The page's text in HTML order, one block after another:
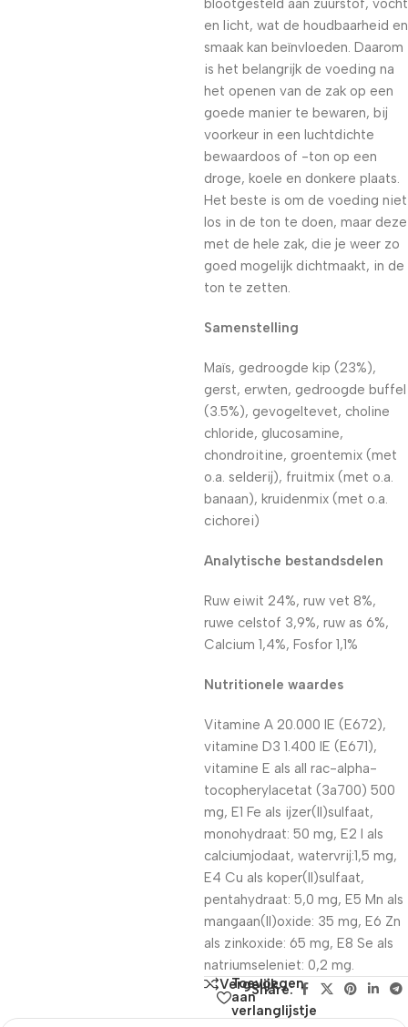
blootgesteld aan zuurstof, vocht
en licht, wat de houdbaarheid en
smaak kan beïnvloeden. Daarom
is het belangrijk de voeding na
het openen van de zak op een
goede manier te bewaren, bij
voorkeur in een luchtdichte
bewaardoos of -ton op een
droge, koele en donkere plaats.
Het beste is om de voeding niet
los in de ton te doen, maar deze
met de hele zak, die je weer zo
goed mogelijk dichtmaakt, in de
ton te zetten.
Samenstelling
Maïs, gedroogde kip (23%),
gerst, erwten, gedroogde buffel
(3.5%), gevogeltevet, choline
chloride, glucosamine,
chondroitine, groentemix (met
o.a. selderij), fruitmix (met o.a.
banaan), kruidenmix (met o.a.
cichorei)
Analytische bestandsdelen
Ruw eiwit 24%, ruw vet 8%,
ruwe celstof 3,9%, ruw as 6%,
Calcium 1,4%, Fosfor 1,1%
Nutritionele waardes
Vitamine A 20.000 IE (E672),
vitamine D3 1.400 IE (E671),
vitamine E als all rac-alpha-
tocopherylacetat (3a700) 500
mg, E1 Fe als ijzer(II)sulfaat,
monohydraat: 50 mg, E2 I als
calciumjodaat, watervrij:1,5 mg,
E4 Cu als koper(II)sulfaat,
pentahydraat: 5,0 mg, E5 Mn als
mangaan(II)oxide: 35 mg, E6 Zn
als zinkoxide: 65 mg, E8 Se als
natriumseleniet: 0,2 mg.
Vergelijk
Toevoegen
aan
verlanglijstje
Share: